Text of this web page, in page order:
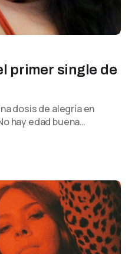
primer single de
dosis de alegría en
hay edad buena…